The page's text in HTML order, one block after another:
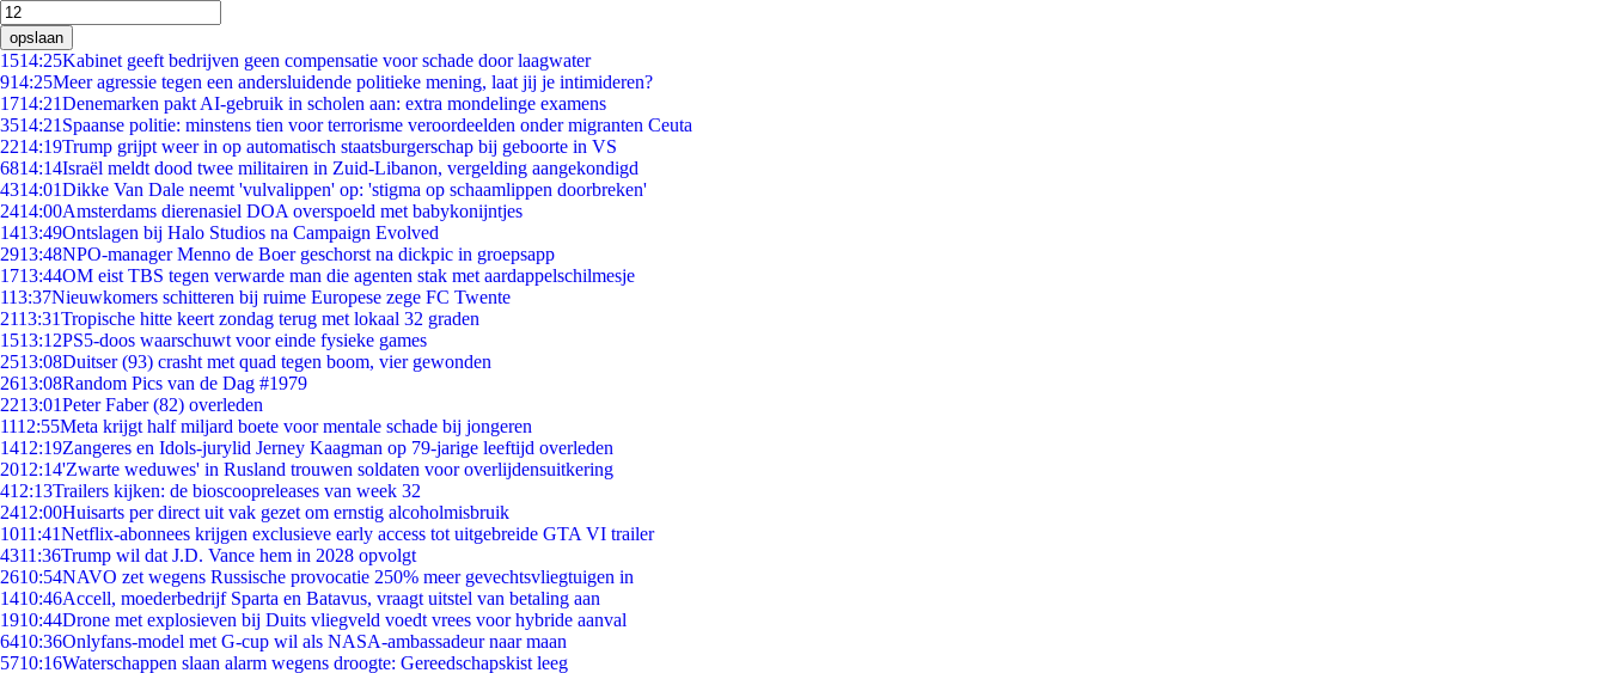
opslaan
1514:25Kabinet geeft bedrijven geen compensatie voor schade door laagwater
914:25Meer agressie tegen een andersluidende politieke mening, laat jij je intimideren?
1714:21Denemarken pakt AI-gebruik in scholen aan: extra mondelinge examens
3514:21 Spaanse politie: minstens tien voor terrorisme veroordeelden onder migranten Ceuta
2214:19Trump grijpt weer in op automatisch staatsburgerschap bij geboorte in VS
6814:14Israël meldt dood twee militairen in Zuid-Libanon, vergelding aangekondigd
4314:01Dikke Van Dale neemt 'vulvalippen' op: 'stigma op schaamlippen doorbreken'
2414:00Amsterdams dierenasiel DOA overspoeld met babykonijntjes
1413:49Ontslagen bij Halo Studios na Campaign Evolved
2913:48NPO-manager Menno de Boer geschorst na dickpic in groepsapp
1713:44OM eist TBS tegen verwarde man die agenten stak met aardappelschilmesje
113:37Nieuwkomers schitteren bij ruime Europese zege FC Twente
2113:31Tropische hitte keert zondag terug met lokaal 32 graden
1513:12PS5-doos waarschuwt voor einde fysieke games
2513:08Duitser (93) crasht met quad tegen boom, vier gewonden
2613:08Random Pics van de Dag #1979
2213:01Peter Faber (82) overleden
1112:55Meta krijgt half miljard boete voor mentale schade bij jongeren
1412:19Zangeres en Idols-jurylid Jerney Kaagman op 79-jarige leeftijd overleden
2012:14'Zwarte weduwes' in Rusland trouwen soldaten voor overlijdensuitkering
412:13Trailers kijken: de bioscoopreleases van week 32
2412:00Huisarts per direct uit vak gezet om ernstig alcoholmisbruik
1011:41Netflix-abonnees krijgen exclusieve early access tot uitgebreide GTA VI trailer
4311:36Trump wil dat J.D. Vance hem in 2028 opvolgt
2610:54NAVO zet wegens Russische provocatie 250% meer gevechtsvliegtuigen in
1410:46Accell, moederbedrijf Sparta en Batavus, vraagt uitstel van betaling aan
1910:44Drone met explosieven bij Duits vliegveld voedt vrees voor hybride aanval
6410:36Onlyfans-model met G-cup wil als NASA-ambassadeur naar maan
5710:16Waterschappen slaan alarm wegens droogte: Gereedschapskist leeg